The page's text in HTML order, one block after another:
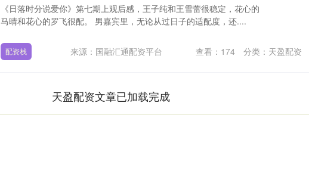
《日落时分说爱你》第七期上观后感，王子纯和王雪蕾很稳定，花心的
马晴和花心的罗飞很配。 男嘉宾里，无论从过日子的适配度，还....
配资栈 来源：国融汇通配资平台 查看： 174 分类： 天盈配资
天盈配资文章已加载完成